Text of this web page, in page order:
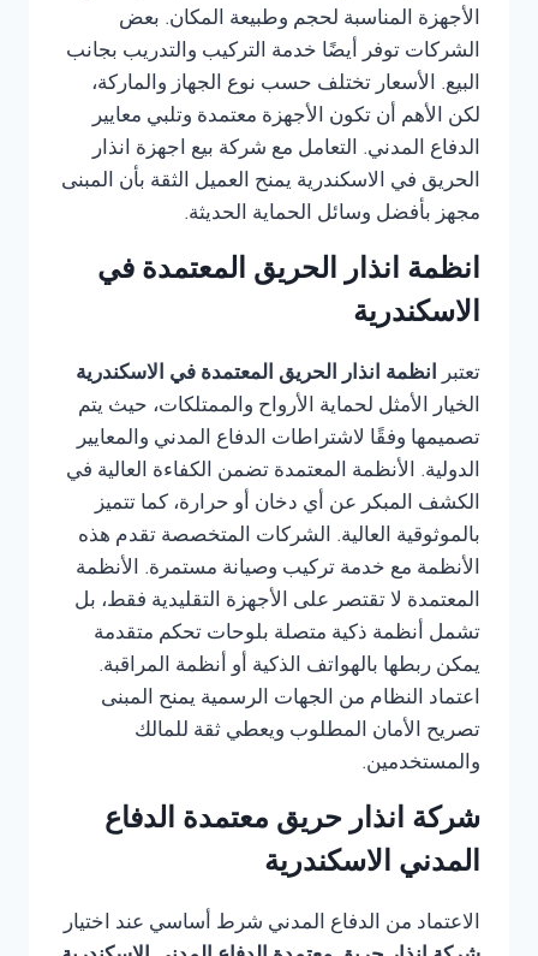
الأجهزة المناسبة لحجم وطبيعة المكان. بعض
الشركات توفر أيضًا خدمة التركيب والتدريب بجانب
البيع. الأسعار تختلف حسب نوع الجهاز والماركة،
لكن الأهم أن تكون الأجهزة معتمدة وتلبي معايير
الدفاع المدني. التعامل مع شركة بيع اجهزة انذار
الحريق في الاسكندرية يمنح العميل الثقة بأن المبنى
مجهز بأفضل وسائل الحماية الحديثة.
انظمة انذار الحريق المعتمدة في
الاسكندرية
تعتبر انظمة انذار الحريق المعتمدة في الاسكندرية
الخيار الأمثل لحماية الأرواح والممتلكات، حيث يتم
تصميمها وفقًا لاشتراطات الدفاع المدني والمعايير
الدولية. الأنظمة المعتمدة تضمن الكفاءة العالية في
الكشف المبكر عن أي دخان أو حرارة، كما تتميز
بالموثوقية العالية. الشركات المتخصصة تقدم هذه
الأنظمة مع خدمة تركيب وصيانة مستمرة. الأنظمة
المعتمدة لا تقتصر على الأجهزة التقليدية فقط، بل
تشمل أنظمة ذكية متصلة بلوحات تحكم متقدمة
يمكن ربطها بالهواتف الذكية أو أنظمة المراقبة.
اعتماد النظام من الجهات الرسمية يمنح المبنى
تصريح الأمان المطلوب ويعطي ثقة للمالك
والمستخدمين.
شركة انذار حريق معتمدة الدفاع
المدني الاسكندرية
الاعتماد من الدفاع المدني شرط أساسي عند اختيار